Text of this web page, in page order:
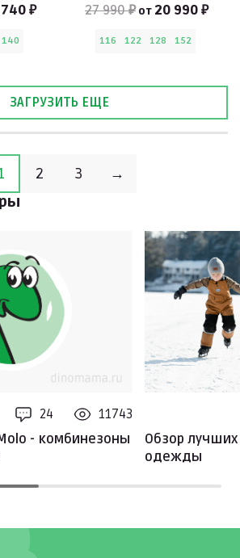
₽
140
27 990 ₽ от 20 990 ₽
116 122 128 152
ЗАГРУЗИТЬ ЕЩЕ
2 3
→
24
11743
- комбинезоны
Обзор
одежды